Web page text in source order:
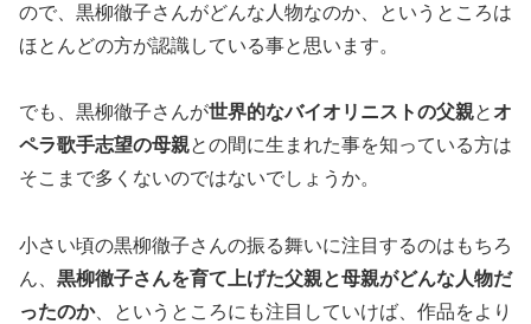
ので、黒柳徹子さんがどんな人物なのか、というところは
ほとんどの方が認識している事と思います。
でも、黒柳徹子さんが世界的なバイオリニストの父親と オ
ペラ歌手志望の母親との間に生まれた事を知っている方は
そこまで多くないのではないでしょうか。
小さい頃の黒柳徹子さんの振る舞いに注目するのはもちろ
ん、 黒柳徹子さんを育て上げた父親と母親がどんな人物だ
ったのか、というところにも注目していけば、作品をより